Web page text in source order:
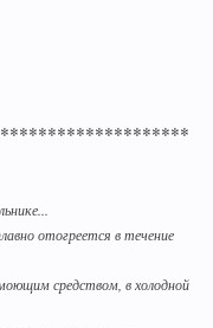
о чужом
форума!
просьба
функция
находить
справа.
так же помочь
отогреется в течение
средством, в холодной